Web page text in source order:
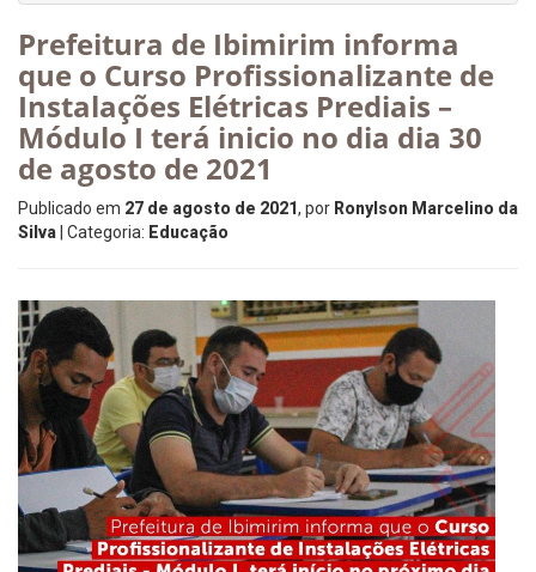
Prefeitura de Ibimirim informa
que o Curso Profissionalizante de
Instalações Elétricas Prediais –
Módulo I terá inicio no dia dia 30
de agosto de 2021
Publicado em 27 de agosto de 2021, por Ronylson Marcelino da
Silva | Categoria: Educação